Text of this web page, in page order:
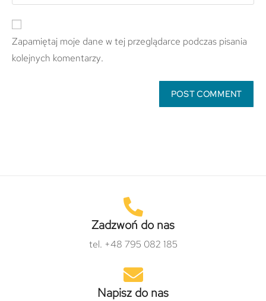
Zapamiętaj moje dane w tej przeglądarce podczas pisania
kolejnych komentarzy.
Zadzwoń do nas
tel. +48 795 082 185
Napisz do nas